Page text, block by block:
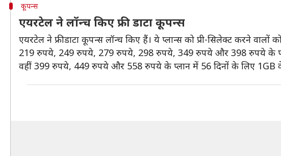
कूपन्स
एयरटेल ने लॉन्च किए फ्री डाटा कूपन्स
एयरटेल ने फ्री डाटा कूपन्स लॉन्च किए हैं। ये प्लान्स को प्री-सिलेक्ट करने वालों
219 रुपये, 249 रुपये, 279 रुपये, 298 रुपये, 349 रुपये और 398 रुपये के
वहीं 399 रुपये, 449 रुपये और 558 रुपये के प्लान में 56 दिनों के लिए